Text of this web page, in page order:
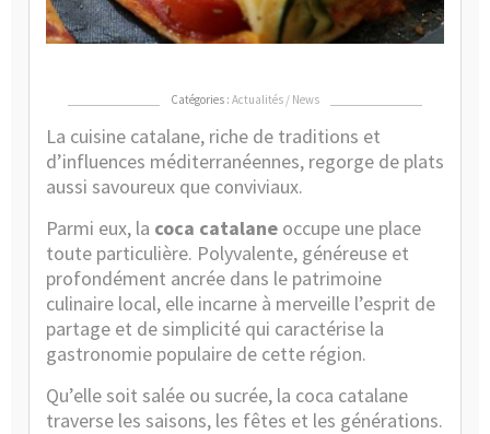
Catégories : Actualités / News
La cuisine catalane, riche de traditions et
d’influences méditerranéennes, regorge de plats
aussi savoureux que conviviaux.
Parmi eux, la coca catalane occupe une place
toute particulière. Polyvalente, généreuse et
profondément ancrée dans le patrimoine
culinaire local, elle incarne à merveille l’esprit de
partage et de simplicité qui caractérise la
gastronomie populaire de cette région.
Qu’elle soit salée ou sucrée, la coca catalane
traverse les saisons, les fêtes et les générations.